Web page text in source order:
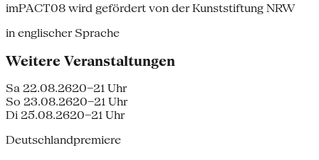
imPACT08 wird gefördert von der Kunststiftung NRW
in englischer Sprache
Weitere Veranstaltungen
Sa 22.08.2620–21 Uhr
So 23.08.2620–21 Uhr
Di 25.08.2620–21 Uhr
Deutschlandpremiere